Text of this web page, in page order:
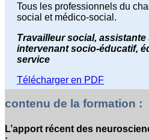
Tous les professionnels du
social et médico-social.
Travailleur social,
intervenant socio-éducatif,
service
Télécharger en PDF
contenu de la formation :
L’apport récent des